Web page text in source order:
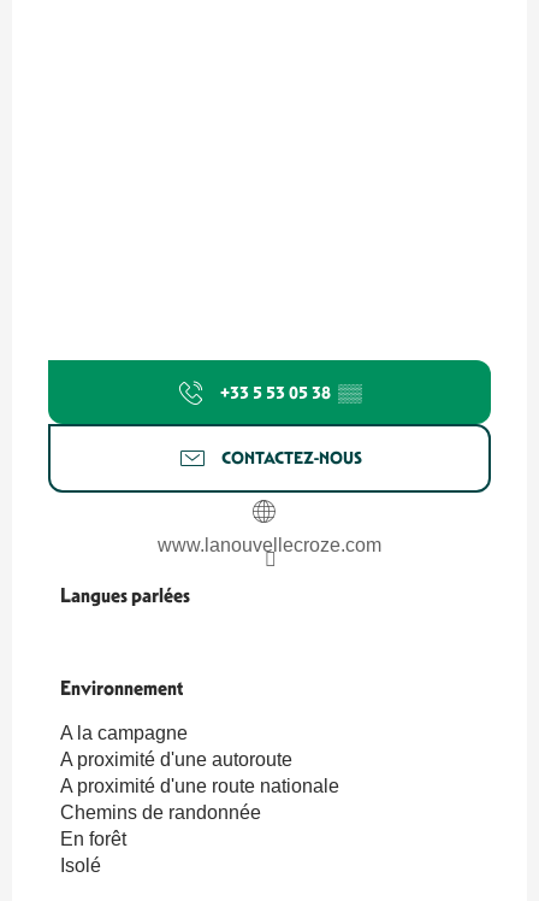
+33 5 53 05 38 ▒▒
CONTACTEZ-NOUS
www.lanouvellecroze.com
Langues parlées
Langues parlées
Environnement
Environnement
A la campagne
A proximité d'une autoroute
A proximité d'une route nationale
Chemins de randonnée
En forêt
Isolé